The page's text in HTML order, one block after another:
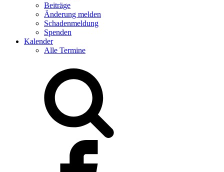
Beiträge
Änderung melden
Schadenmeldung
Spenden
Kalender
Alle Termine